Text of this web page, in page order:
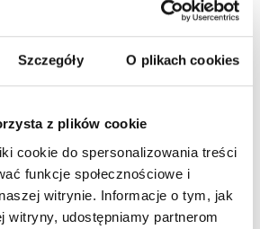
Szczegóły O plikach cookies
z plików cookie
cookie do spersonalizowania treści
funkcje społecznościowe i
witrynie. Informacje o tym, jak
witryny, udostępniamy partnerom
finansowania i wiążą się z